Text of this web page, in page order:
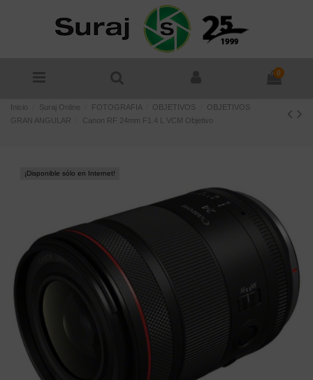
0
Inicio Suraj Online FOTOGRAFIA OBJETIVOS
OBJETIVOS
GRAN ANGULAR
Canon RF 24mm F1.4 L VCM Objetivo
¡Disponible sólo en Internet!